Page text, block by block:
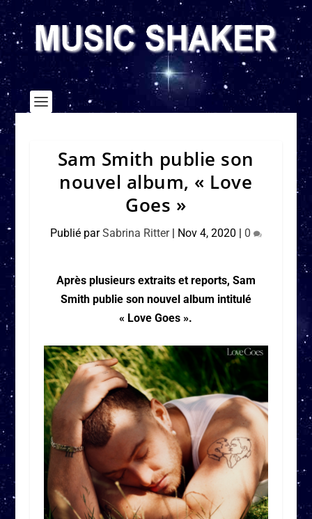
Sam Smith publie son
nouvel album, « Love
Goes »
Publié parSabrina Ritter| Nov 4, 2020 | 0
Après plusieurs extraits et reports, Sam
Smith publie son nouvel album intitulé
« Love Goes ».